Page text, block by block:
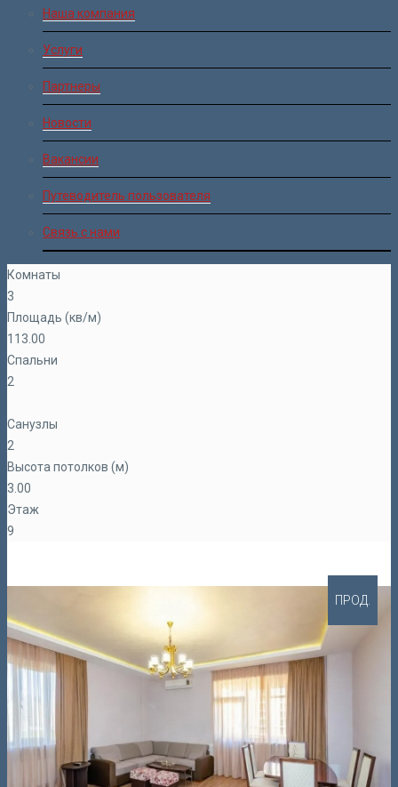
Наша компания
Услуги
Партнеры
Новости
Вакансии
Путеводитель пользователя
Связь с нами
Комнаты
3
Площадь (кв/м)
113.00
Спальни
2
Санузлы
2
Высота потолков (м)
3.00
Этаж
9
ПРОД.